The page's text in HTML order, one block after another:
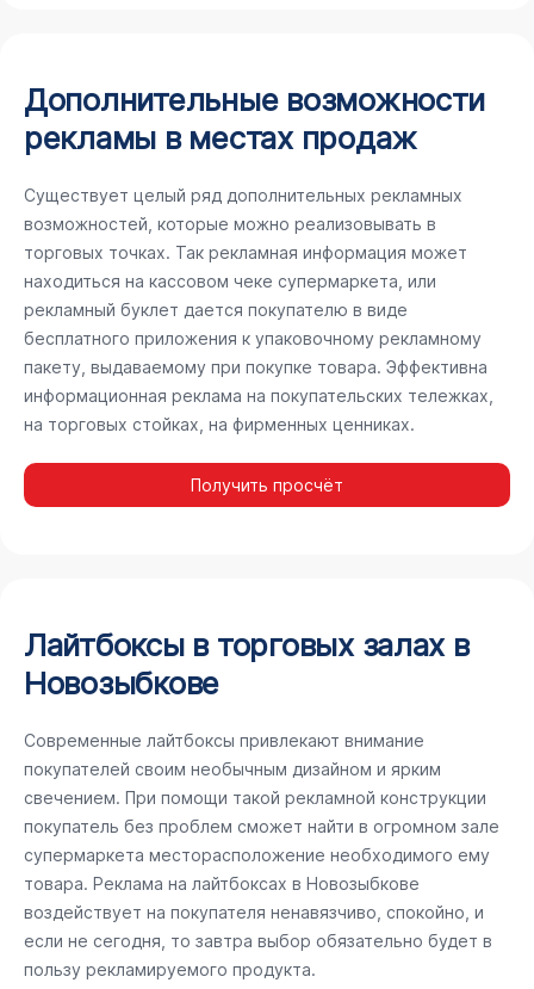
Дополнительные возможности
рекламы в местах продаж
Существует целый ряд дополнительных рекламных
возможностей, которые можно реализовывать в
торговых точках. Так рекламная информация может
находиться на кассовом чеке супермаркета, или
рекламный буклет дается покупателю в виде
бесплатного приложения к упаковочному рекламному
пакету, выдаваемому при покупке товара. Эффективна
информационная реклама на покупательских тележках,
на торговых стойках, на фирменных ценниках.
Получить просчёт
Лайтбоксы в торговых залах в
Новозыбкове
Современные лайтбоксы привлекают внимание
покупателей своим необычным дизайном и ярким
свечением. При помощи такой рекламной конструкции
покупатель без проблем сможет найти в огромном зале
супермаркета месторасположение необходимого ему
товара. Реклама на лайтбоксах в Новозыбкове
воздействует на покупателя ненавязчиво, спокойно, и
если не сегодня, то завтра выбор обязательно будет в
пользу рекламируемого продукта.